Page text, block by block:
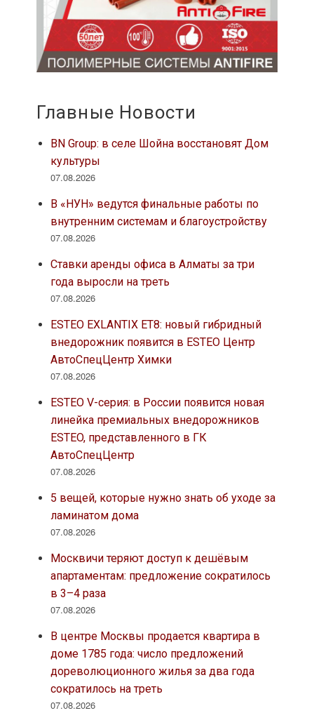
Главные Новости
BN Group: в селе Шойна восстановят Дом
культуры
07.08.2026
В «НУН» ведутся финальные работы по
внутренним системам и благоустройству
07.08.2026
Ставки аренды офиса в Алматы за три
года выросли на треть
07.08.2026
ESTEO EXLANTIX ET8: новый гибридный
внедорожник появится в ESTEO Центр
АвтоСпецЦентр Химки
07.08.2026
ESTEO V-серия: в России появится новая
линейка премиальных внедорожников
ESTEO, представленного в ГК
АвтоСпецЦентр
07.08.2026
5 вещей, которые нужно знать об уходе за
ламинатом дома
07.08.2026
Москвичи теряют доступ к дешёвым
апартаментам: предложение сократилось
в 3–4 раза
07.08.2026
В центре Москвы продается квартира в
доме 1785 года: число предложений
дореволюционного жилья за два года
сократилось на треть
07.08.2026